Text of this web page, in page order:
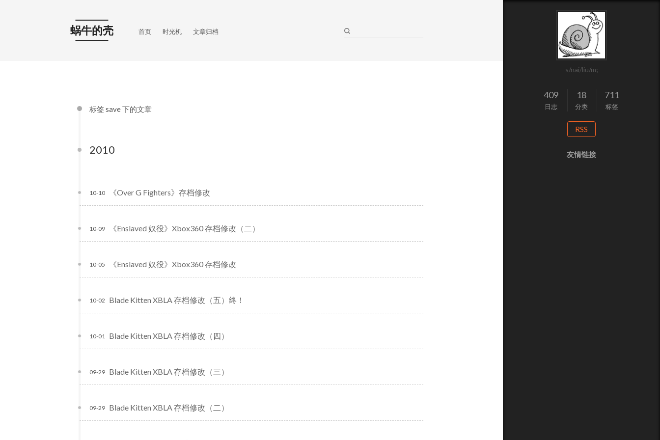
蜗牛的壳 首页 时光机 文章归档
标签 save 下的文章
2010
《Over G Fighters》存档修改
10-10
《Enslaved 奴役》Xbox360 存档修改（二）
10-09
《Enslaved 奴役》Xbox360 存档修改
10-05
Blade Kitten XBLA 存档修改（五）终！
10-02
Blade Kitten XBLA 存档修改（四）
10-01
Blade Kitten XBLA 存档修改（三）
09-29
Blade Kitten XBLA 存档修改（二）
09-29
s/nai/liu/m;
409
日志
18
分类
711
标签
RSS
友情链接